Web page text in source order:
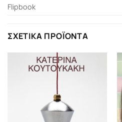
Flipbook
ΣΧΕΤΙΚΆ ΠΡΟΪΌΝΤΑ